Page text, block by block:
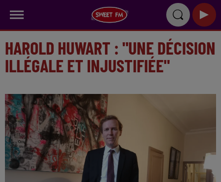
HAROLD HUWART : "UNE DÉCISION
ILLÉGALE ET INJUSTIFIÉE"